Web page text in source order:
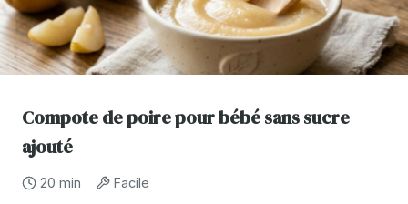
Compote de poire pour bébé sans sucre
ajouté
20 min Facile